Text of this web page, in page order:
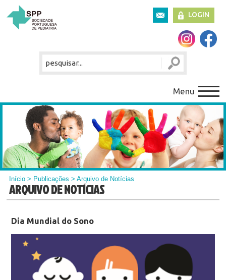
LOGIN
Menu
Início > Publicações > Arquivo de Notícias
ARQUIVO DE NOTÍCIAS
Dia Mundial do Sono